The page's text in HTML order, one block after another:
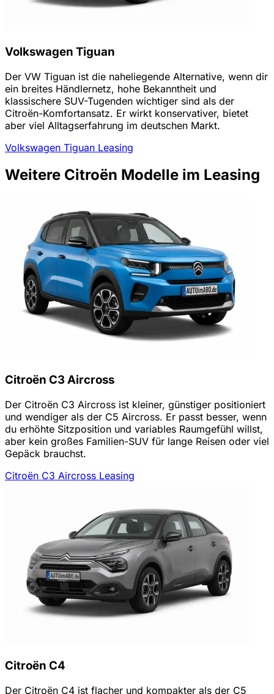
Volkswagen Tiguan
Der VW Tiguan ist die naheliegende Alternative, wenn dir
ein breites Händlernetz, hohe Bekanntheit und
klassischere SUV-Tugenden wichtiger sind als der
Citroën-Komfortansatz. Er wirkt konservativer, bietet
aber viel Alltagserfahrung im deutschen Markt.
Volkswagen Tiguan Leasing
Weitere Citroën Modelle im Leasing
Citroën C3 Aircross
Der Citroën C3 Aircross ist kleiner, günstiger positioniert
und wendiger als der C5 Aircross. Er passt besser, wenn
du erhöhte Sitzposition und variables Raumgefühl willst,
aber kein großes Familien-SUV für lange Reisen oder viel
Gepäck brauchst.
Citroën C3 Aircross Leasing
Citroën C4
Der Citroën C4 ist flacher und kompakter als der C5